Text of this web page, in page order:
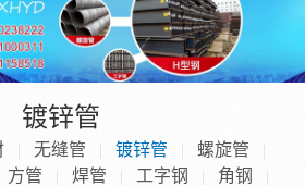
镀锌管
| 无缝管 | 镀锌管 | 螺旋管 |
方管 | 焊管 工字钢 | 角钢 |